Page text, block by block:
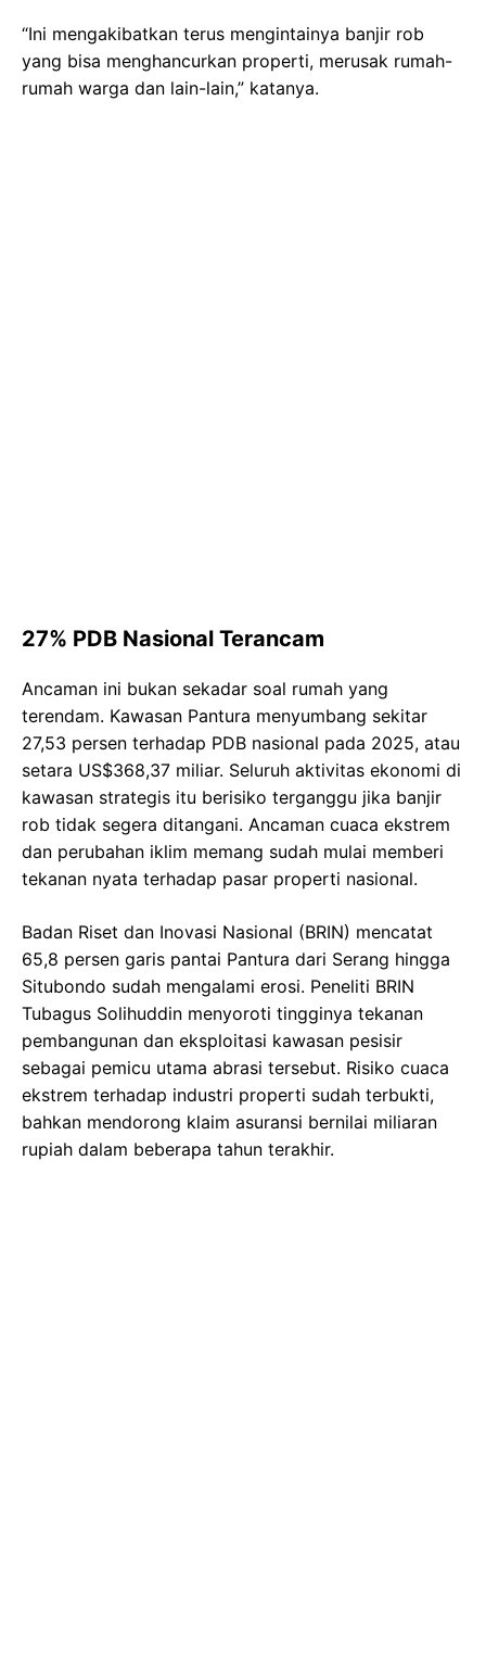
“Ini mengakibatkan terus mengintainya banjir rob
yang bisa menghancurkan properti, merusak rumah-
rumah warga dan lain-lain,” katanya.
27% PDB Nasional Terancam
Ancaman ini bukan sekadar soal rumah yang
terendam. Kawasan Pantura menyumbang sekitar
27,53 persen terhadap PDB nasional pada 2025, atau
setara US$368,37 miliar. Seluruh aktivitas ekonomi di
kawasan strategis itu berisiko terganggu jika banjir
rob tidak segera ditangani. Ancaman cuaca ekstrem
dan perubahan iklim memang sudah mulai memberi
tekanan nyata terhadap pasar properti nasional.
Badan Riset dan Inovasi Nasional (BRIN) mencatat
65,8 persen garis pantai Pantura dari Serang hingga
Situbondo sudah mengalami erosi. Peneliti BRIN
Tubagus Solihuddin menyoroti tingginya tekanan
pembangunan dan eksploitasi kawasan pesisir
sebagai pemicu utama abrasi tersebut. Risiko cuaca
ekstrem terhadap industri properti sudah terbukti,
bahkan mendorong klaim asuransi bernilai miliaran
rupiah dalam beberapa tahun terakhir.